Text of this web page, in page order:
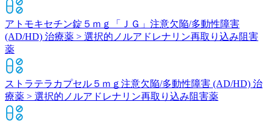
アトモキセチン錠５ｍｇ「ＪＧ」 注意欠陥/多動性障害
(AD/HD) 治療薬 > 選択的ノルアドレナリン再取り込み阻害
薬
ストラテラカプセル５ｍｇ 注意欠陥/多動性障害 (AD/HD) 治
療薬 > 選択的ノルアドレナリン再取り込み阻害薬